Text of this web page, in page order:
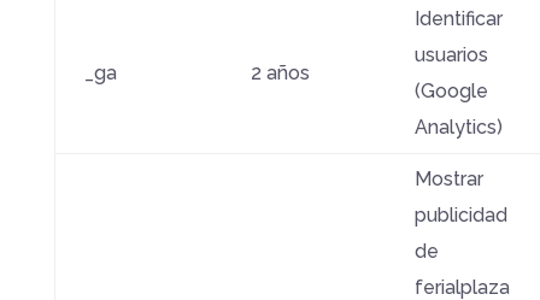
_ga 2 años
Identificar
usuarios
(Google
Analytics)
Mostrar
publicidad
de
ferialplaza